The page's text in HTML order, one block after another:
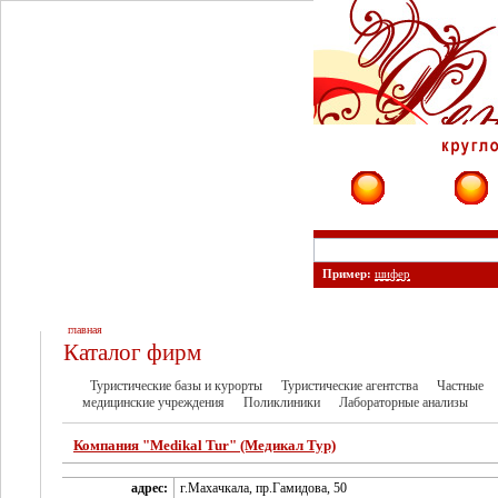
Пример: шифер
главная
Каталог фирм
Туристические базы и курорты Туристические агентства
Частные
медицинские учреждения
Поликлиники Лабораторные анализы
Компания "Medikal Tur" (Медикал Тур)
адрес: г.Махачкала, пр.Гамидова, 50